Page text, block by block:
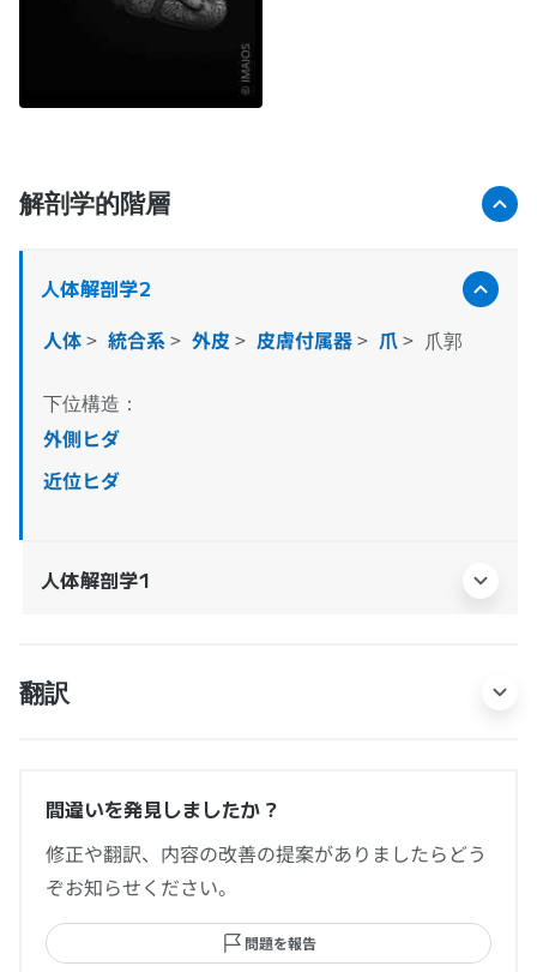
解剖学的階層
人体解剖学2
人体> 統合系> 外皮> 皮膚付属器> 爪> 爪郭
下位構造：
外側ヒダ
近位ヒダ
人体解剖学1
翻訳
間違いを発見しましたか？
修正や翻訳、内容の改善の提案がありましたらどう
ぞお知らせください。
問題を報告